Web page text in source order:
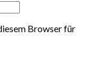
Browser für